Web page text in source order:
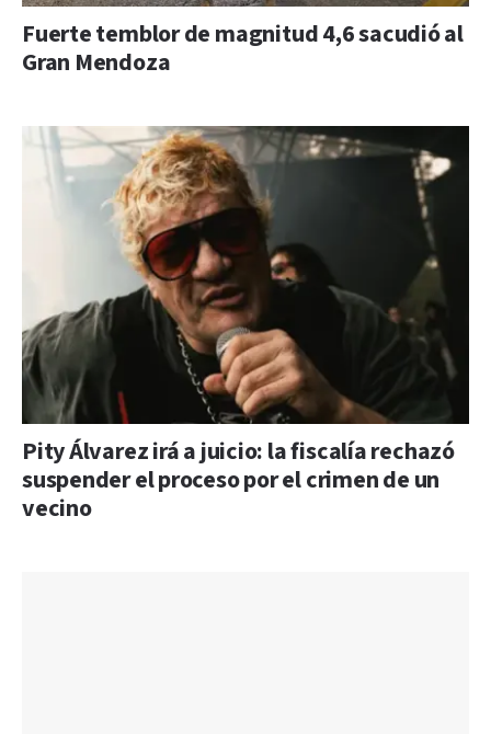
Fuerte temblor de magnitud 4,6 sacudió al
Gran Mendoza
Pity Álvarez irá a juicio: la fiscalía rechazó
suspender el proceso por el crimen de un
vecino